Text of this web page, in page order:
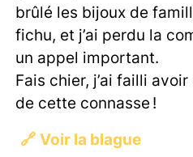
brûlé les bijoux de
fichu, et j’ai perdu la
un appel important.
Fais chier, j’ai failli
de cette connasse !
🔗 Voir la blague